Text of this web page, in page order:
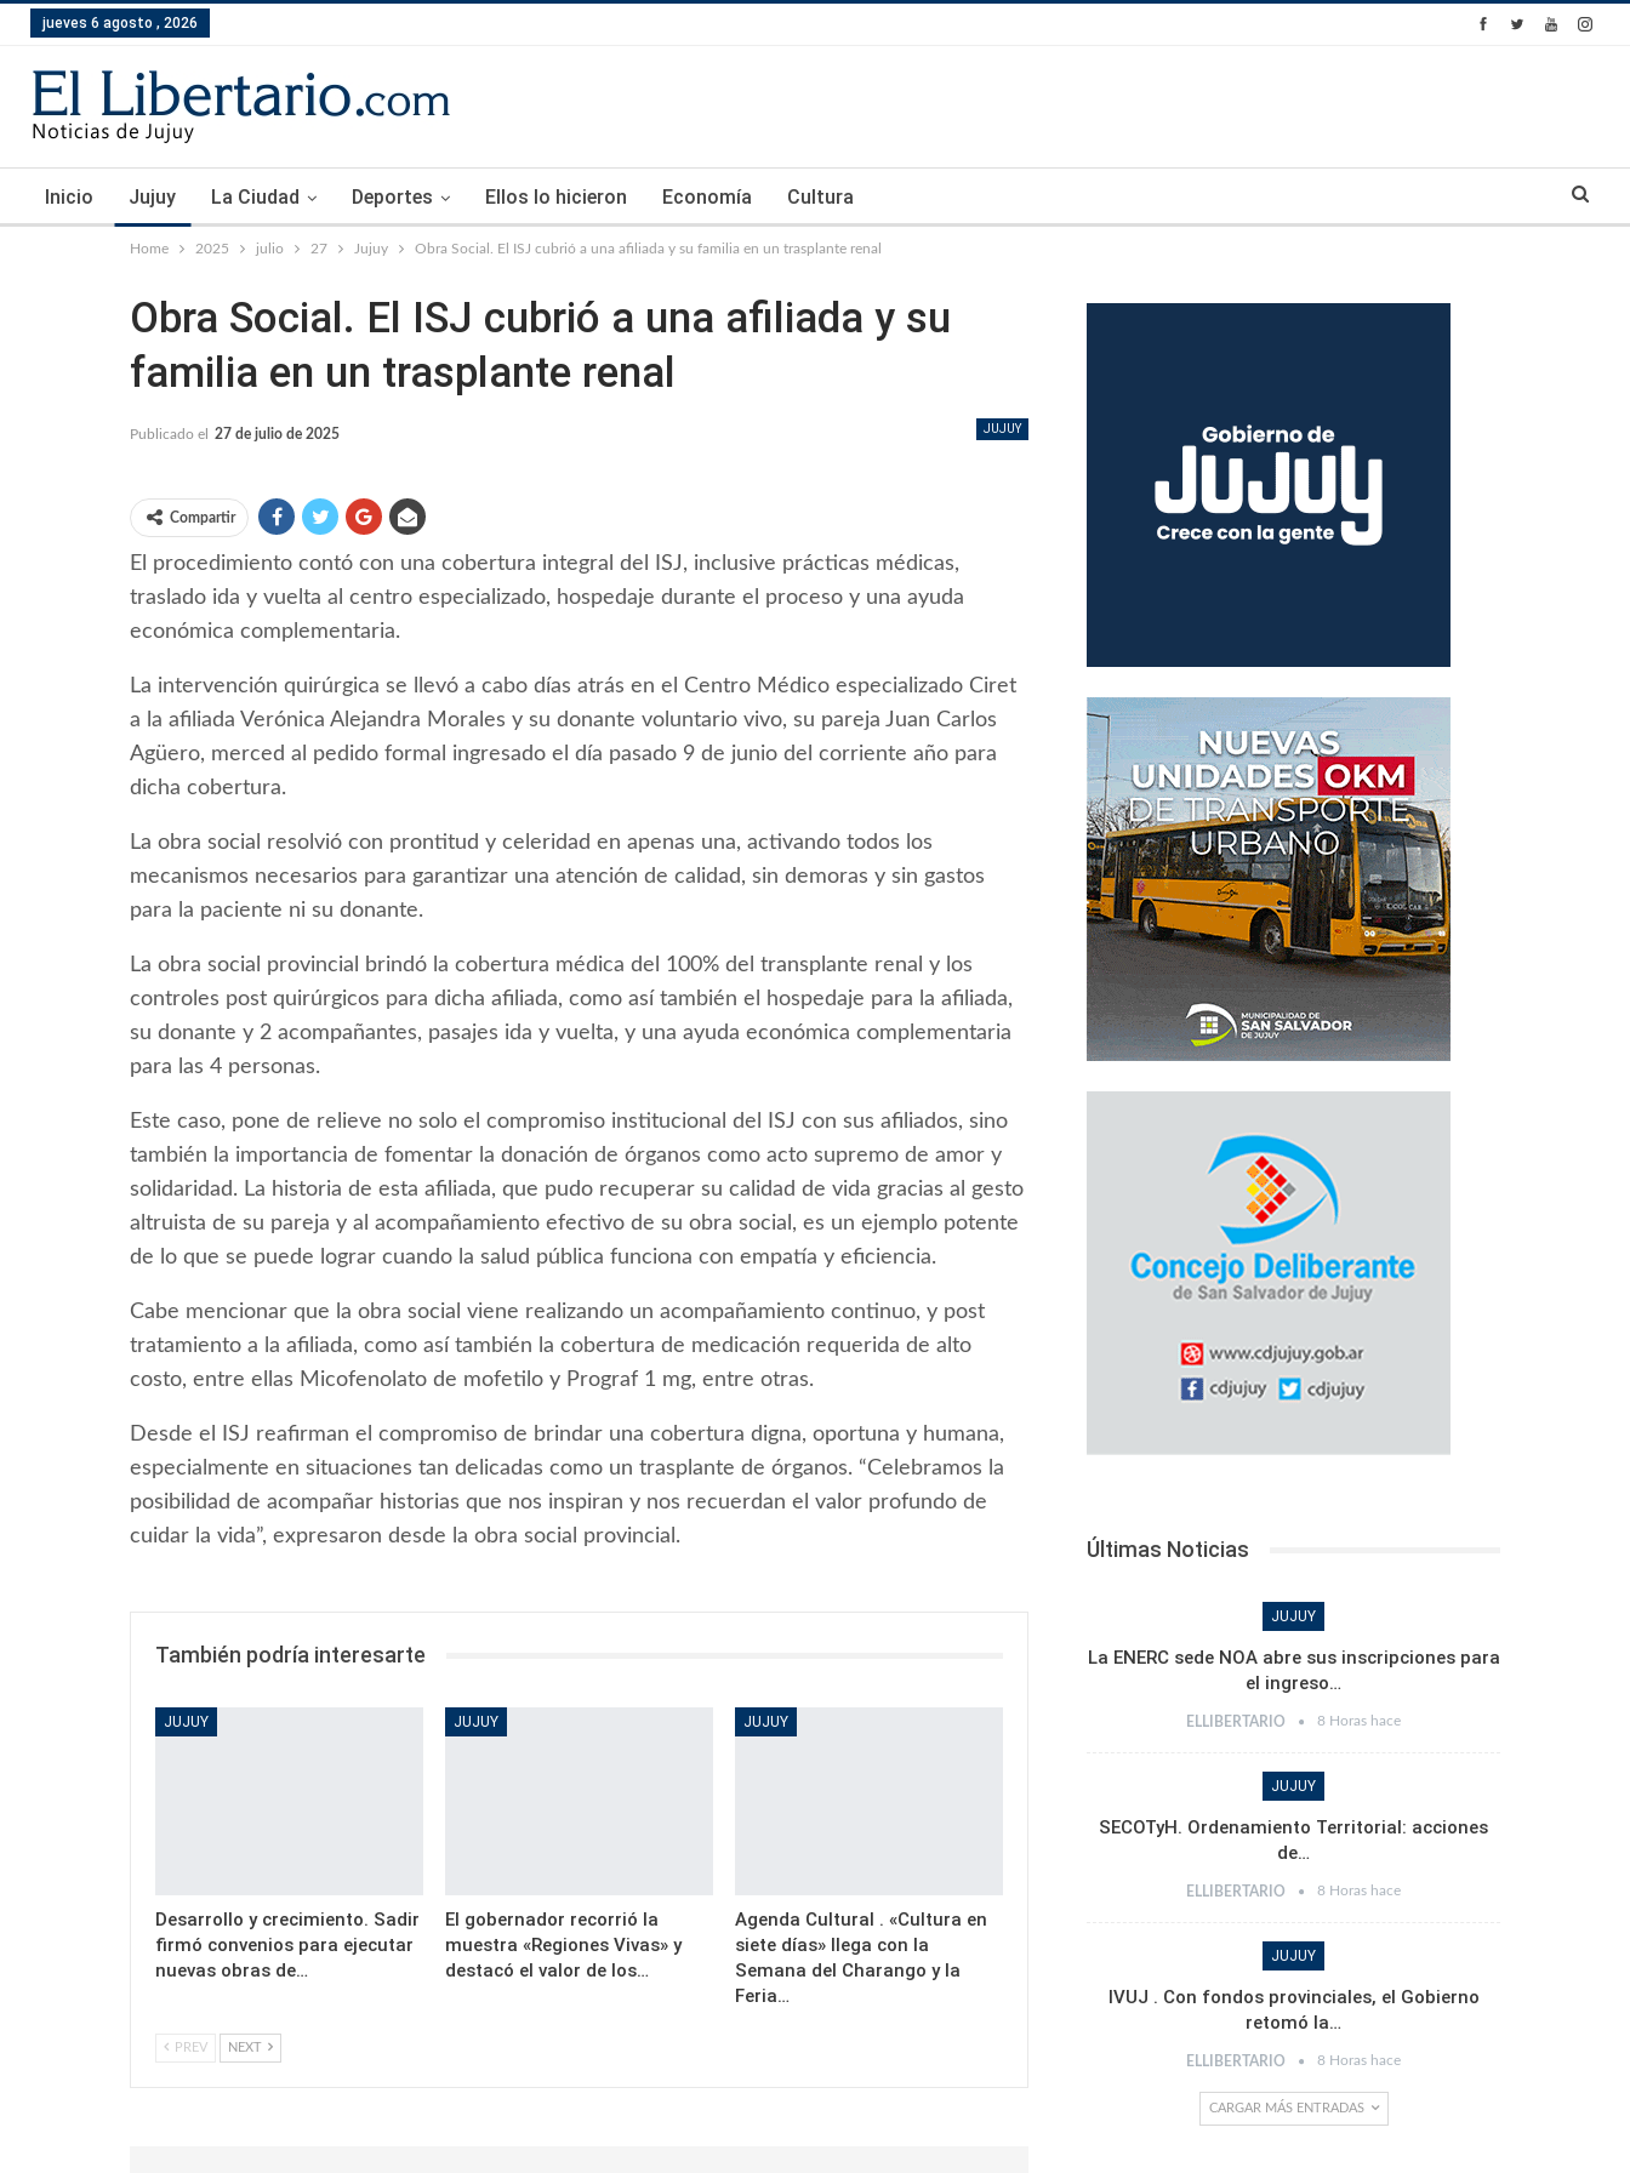
jueves 6 agosto , 2026
Inicio Jujuy La Ciudad Deportes Ellos lo hicieron Economía Cultura
Home 2025 julio 27 Jujuy Obra Social. El ISJ cubrió a una afiliada y su familia en un trasplante renal
Obra Social. El ISJ cubrió a una afiliada y su
familia en un trasplante renal
JUJUY
Publicado el 27 de julio de 2025
Compartir
El procedimiento contó con una cobertura integral del ISJ, inclusive prácticas médicas,
traslado ida y vuelta al centro especializado, hospedaje durante el proceso y una ayuda
económica complementaria.
La intervención quirúrgica se llevó a cabo días atrás en el Centro Médico especializado Ciret
a la afiliada Verónica Alejandra Morales y su donante voluntario vivo, su pareja Juan Carlos
Agüero, merced al pedido formal ingresado el día pasado 9 de junio del corriente año para
dicha cobertura.
La obra social resolvió con prontitud y celeridad en apenas una, activando todos los
mecanismos necesarios para garantizar una atención de calidad, sin demoras y sin gastos
para la paciente ni su donante.
La obra social provincial brindó la cobertura médica del 100% del transplante renal y los
controles post quirúrgicos para dicha afiliada, como así también el hospedaje para la afiliada,
su donante y 2 acompañantes, pasajes ida y vuelta, y una ayuda económica complementaria
para las 4 personas.
Este caso, pone de relieve no solo el compromiso institucional del ISJ con sus afiliados, sino
también la importancia de fomentar la donación de órganos como acto supremo de amor y
solidaridad. La historia de esta afiliada, que pudo recuperar su calidad de vida gracias al gesto
altruista de su pareja y al acompañamiento efectivo de su obra social, es un ejemplo potente
de lo que se puede lograr cuando la salud pública funciona con empatía y eficiencia.
Cabe mencionar que la obra social viene realizando un acompañamiento continuo, y post
tratamiento a la afiliada, como así también la cobertura de medicación requerida de alto
costo, entre ellas Micofenolato de mofetilo y Prograf 1 mg, entre otras.
Desde el ISJ reafirman el compromiso de brindar una cobertura digna, oportuna y humana,
especialmente en situaciones tan delicadas como un trasplante de órganos. “Celebramos la
posibilidad de acompañar historias que nos inspiran y nos recuerdan el valor profundo de
cuidar la vida”, expresaron desde la obra social provincial.
También podría interesarte
JUJUY
Desarrollo y crecimiento. Sadir
firmó convenios para ejecutar
nuevas obras de…
JUJUY
El gobernador recorrió la
muestra «Regiones Vivas» y
destacó el valor de los…
JUJUY
Agenda Cultural . «Cultura en
siete días» llega con la
Semana del Charango y la
Feria…
PREV NEXT
Últimas Noticias
JUJUY
La ENERC sede NOA abre sus inscripciones para
el ingreso…
ELLIBERTARIO 8 Horas hace
JUJUY
SECOTyH. Ordenamiento Territorial: acciones
de…
ELLIBERTARIO 8 Horas hace
JUJUY
IVUJ . Con fondos provinciales, el Gobierno
retomó la…
ELLIBERTARIO 8 Horas hace
CARGAR MÁS ENTRADAS